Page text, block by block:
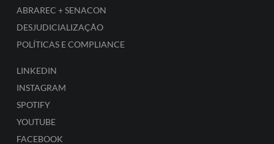
ABRAREC + SENACON
DESJUDICIALIZAÇÃO
POLÍTICAS E COMPLIANCE
LINKEDIN
INSTAGRAM
SPOTIFY
YOUTUBE
FACEBOOK